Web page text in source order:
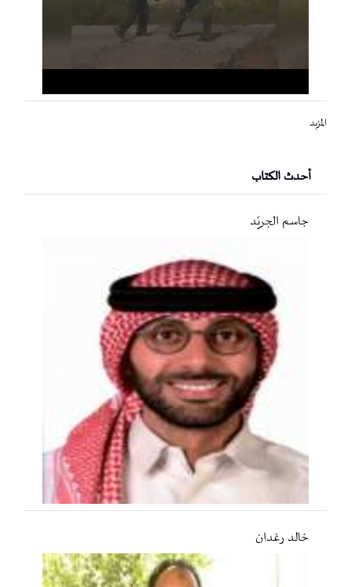
المزيد
أحدث الكتاب
جاسم الجريّد
خالد رغدان